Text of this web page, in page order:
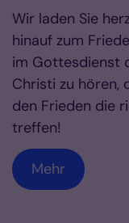
Wir laden Sie
hinauf zum
im Gottesdienst
Christi zu hören,
den Frieden die
treffen!
Mehr